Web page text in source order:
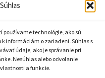
používame technológie, ako sú
informáciám o zariadení. Súhlas s
údaje, ako je správanie pri
Nesúhlas alebo odvolanie
a funkcie.
súkromia